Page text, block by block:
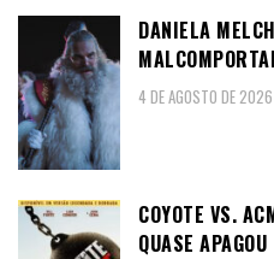
DANIELA
4 DE AGOSTO DE 2026
COYOTE VS.
QUASE APAGOU